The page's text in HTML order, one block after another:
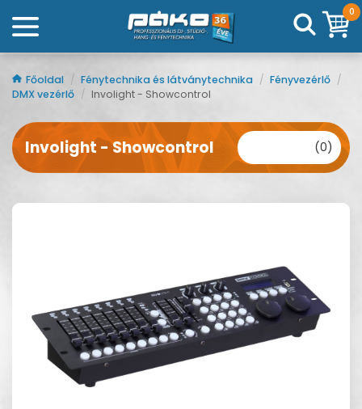
0
Főoldal / Fénytechnika és látványtechnika / Fényvezérlő /
DMX vezérlő / Involight - Showcontrol
Involight - Showcontrol (0)